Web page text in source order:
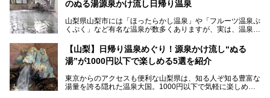
室や無料朝食などをご紹介。温泉通が口を揃えて絶賛する神
コスパ宿の全貌を徹底解説します！
ぴあ」の魅力をご紹介します。
提供元：株式会社湯ーとぴあ【PR】
この記事は株式会社湯ーとぴあのPRレポート記事です。
のぬる湯源泉かけ流し日帰り温泉
山梨県山梨市には「ほったらかし温泉」や「フルーツ温泉ぷ
くぷく」など有名な温泉が数多くありますが、実は、温泉マ
です。今回紹介する「はやぶさ温泉」も、そのひとつ。温泉
はもちろん、絶景や地元食材を活かしたグルメも堪能できま
す。
します。
【山梨】日帰り温泉めぐり！源泉かけ流し“ぬる
湯”が1000円以下で楽しめる5選を紹介
東京からのアクセスも便利な山梨県は、知る人ぞ知る豊富な
湯量を誇る隠れた温泉大国。1000円以下で気軽に楽しめ